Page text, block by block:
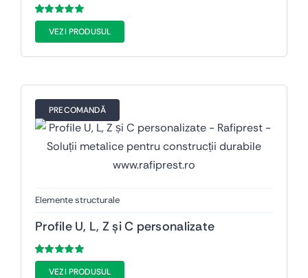
Evaluat
5.00din 5
pe baza a
48
de
VEZI PRODUSUL
PRECOMANDĂ
Elemente structurale
Profile U, L, Z și C personalizate
Evaluat
5.00din 5
48
VEZI PRODUSUL